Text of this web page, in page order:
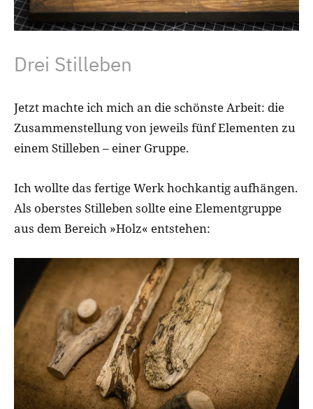
Drei Stilleben
Jetzt machte ich mich an die schönste Arbeit: die
Zusammenstellung von jeweils fünf Elementen zu
einem Stilleben – einer Gruppe.
Ich wollte das fertige Werk hochkantig aufhängen.
Als oberstes Stilleben sollte eine Elementgruppe
aus dem Bereich »Holz« entstehen: